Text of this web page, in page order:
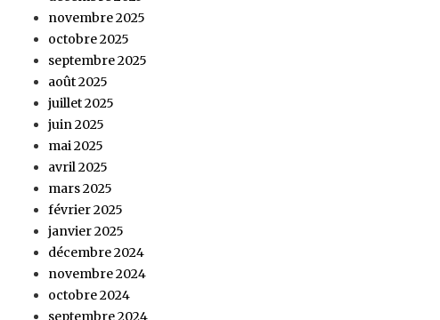
novembre 2025
octobre 2025
septembre 2025
août 2025
juillet 2025
juin 2025
mai 2025
avril 2025
mars 2025
février 2025
janvier 2025
décembre 2024
novembre 2024
octobre 2024
septembre 2024